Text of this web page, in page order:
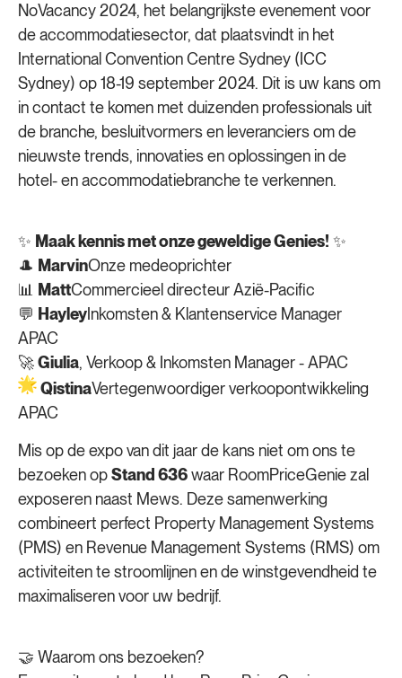
NoVacancy 2024, het belangrijkste evenement voor
de accommodatiesector, dat plaatsvindt in het
International Convention Centre Sydney (ICC
Sydney) op 18-19 september 2024. Dit is uw kans om
in contact te komen met duizenden professionals uit
de branche, besluitvormers en leveranciers om de
nieuwste trends, innovaties en oplossingen in de
hotel- en accommodatiebranche te verkennen.
✨ Maak kennis met onze geweldige Genies! ✨
🎩 MarvinOnze medeoprichter
📊 MattCommercieel directeur Azië-Pacific
💬 Hayley Inkomsten & Klantenservice Manager
APAC
🚀Giulia, Verkoop & Inkomsten Manager - APAC
QistinaVertegenwoordiger verkoopontwikkeling
APAC
Mis op de expo van dit jaar de kans niet om ons te
bezoeken opStand 636waar RoomPriceGenie zal
exposeren naast Mews. Deze samenwerking
combineert perfect Property Management Systems
(PMS) en Revenue Management Systems (RMS) om
activiteiten te stroomlijnen en de winstgevendheid te
maximaliseren voor uw bedrijf.
🤝 Waarom ons bezoeken?